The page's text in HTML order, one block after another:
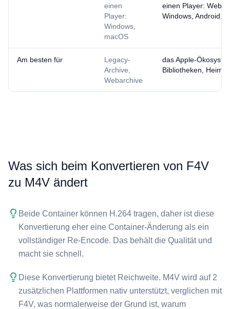
einen
Player:
Windows,
macOS
einen Player:
Windows, Android,
Am besten für
Legacy-
Archive,
Webarchive
das Apple-
Bibliotheken,
Was sich beim Konvertieren von ⁦F4V⁩
zu ⁦M4V⁩ ändert
Beide Container können H.264 tragen, daher ist diese
Konvertierung eher eine Container-Änderung als ein
vollständiger Re-Encode. Das behält die Qualität und
macht sie schnell.
Diese Konvertierung bietet Reichweite. ⁦M4V⁩ wird auf 2
zusätzlichen Plattformen nativ unterstützt, verglichen mit
⁦F4V⁩, was normalerweise der Grund ist, warum